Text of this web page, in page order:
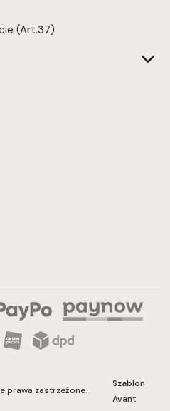
(Art.37)
prawa zastrzeżone.
Szablon
Avant